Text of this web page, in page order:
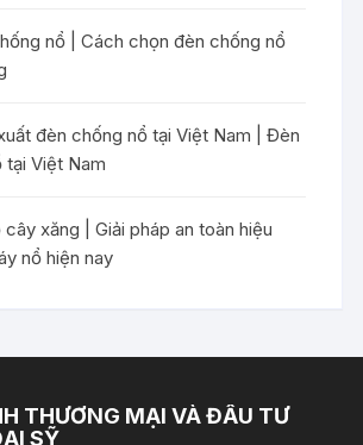
nổ | Cách chọn đèn chống nổ
đèn chống nổ tại Việt Nam | Đèn
tại Việt Nam
xăng | Giải pháp an toàn hiệu
nổ hiện nay
THƯƠNG MẠI VÀ ĐẦU TƯ
SỸ